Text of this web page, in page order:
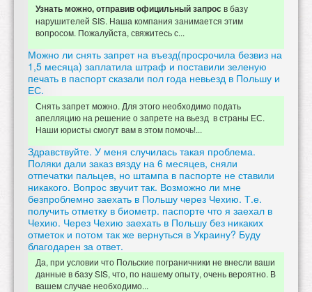
Узнать можно, отправив официльный запросв базу
нарушителей SIS. Наша компания занимается этим
вопросом. Пожалуйста, свяжитесь с...
Можно ли снять запрет на въезд(просрочила безвиз на
1,5 месяца) заплатила штраф и поставили зеленую
печать в паспорт сказали пол года невьезд в Польшу и
ЕС.
Снять запрет можно. Для этого необходимо подать
апелляцию на решение о запрете на вьезд в страны ЕС.
Наши юристы смогут вам в этом помочь!...
Здравствуйте. У меня случилась такая проблема.
Поляки дали заказ вязду на 6 месяцев, сняли
отпечатки пальцев, но штампа в паспорте не ставили
никакого. Вопрос звучит так. Возможно ли мне
безпроблемно заехать в Польшу через Чехию. Т.е.
получить отметку в биометр. паспорте что я заехал в
Чехию. Через Чехию заехать в Польшу без никаких
отметок и потом так же вернуться в Украину? Буду
благодарен за ответ.
Да, при условии что Польские пограничники не внесли ваши
данные в базу SIS, что, по нашему опыту, очень вероятно. В
вашем случае необходимо...